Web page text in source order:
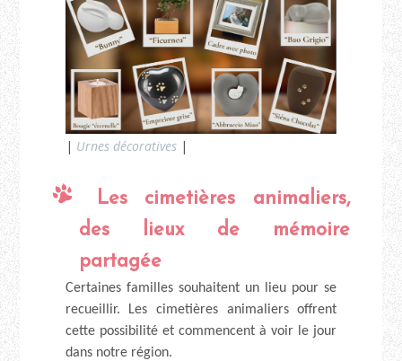
| Urnes décoratives|
Les cimetières animaliers,
des lieux de mémoire
partagée
Certaines familles souhaitent un lieu pour se
recueillir. Les cimetières animaliers offrent
cette possibilité et commencent à voir le jour
dans notre région.